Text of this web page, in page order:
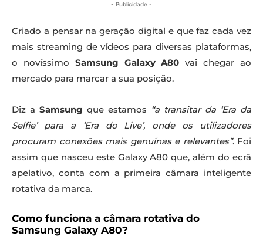
- Publicidade -
Criado a pensar na geração digital e que faz cada vez
mais streaming de vídeos para diversas plataformas,
o novíssimo Samsung Galaxy A80 vai chegar ao
mercado para marcar a sua posição.
Diz a Samsung que estamos “a transitar da ‘Era da
Selfie’ para a ‘Era do Live’, onde os utilizadores
procuram conexões mais genuínas e relevantes”. Foi
assim que nasceu este Galaxy A80 que, além do ecrã
apelativo, conta com a primeira câmara inteligente
rotativa da marca.
Como funciona a câmara rotativa do
Samsung Galaxy A80?